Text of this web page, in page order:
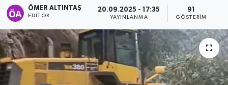
ÖMER ALTINTAŞ
EDITÖR
20.09.2025 - 17:35
YAYINLANMA
91
GÖSTERIM